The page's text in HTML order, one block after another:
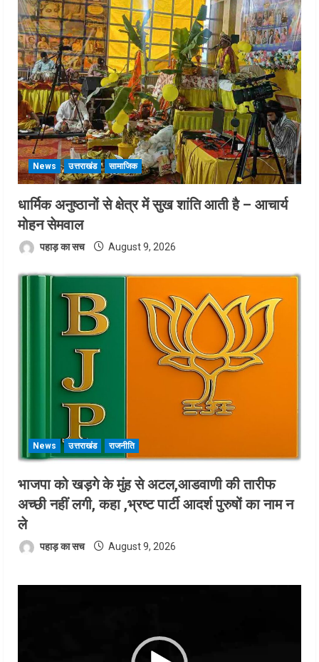
News उत्तराखंड सामाजिक
धार्मिक अनुष्ठानों से क्षेत्र में सुख शांति आती है – आचार्य
मोहन सेमवाल
पहाड़ का सच August 9, 2026
News उत्तराखंड राजनीति
भाजपा को खड़गे के मुंह से अटल,आडवाणी की तारीफ
अच्छी नहीं लगी, कहा ,भ्रष्ट पार्टी आदर्श पुरुषों का नाम न
ले
पहाड़ का सच August 9, 2026